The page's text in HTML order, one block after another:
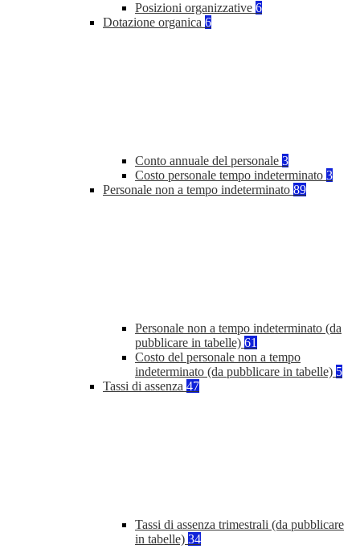
Posizioni organizzative 6
Dotazione organica 6
Conto annuale del personale 3
Costo personale tempo indeterminato 3
Personale non a tempo indeterminato 89
Personale non a tempo indeterminato (da
pubblicare in tabelle) 61
Costo del personale non a tempo
indeterminato (da pubblicare in tabelle) 5
Tassi di assenza 47
Tassi di assenza trimestrali (da pubblicare
in tabelle) 34